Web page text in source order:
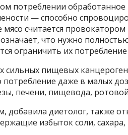
потреблении обработанное
— способно
мясо считается
что нужно
ограничить их
сильных пищевых
потребление даже в малых
печени, пищевода,
добавила диетолог, также
избыток соли,